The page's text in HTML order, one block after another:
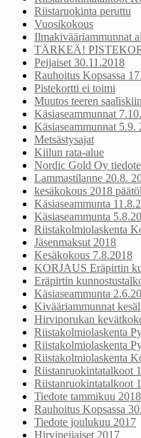
Riistaruokinta peruttu
Vuosikokous
Ilmakivääriammunnat
TÄRKEÄ!
Peijaiset 30.11.2018
Rauhoitus Kopsassa
Pistekortti ei toimi
Muutos teeren
Käsiaseammunnat
Käsiaseammunnat 5.9.
Metsästysajat
Kiilun rata-alue
Nordic Gold Oy
Lammastilanne 20.8.
kesäkokous 2018
Käsiaseammunta
Käsiaseammunta
Riistakolmiolaskenta
Jäsenmaksut 2018
Kesäkokous 7.8.2018
KORJAUS Eräpirtin
Eräpirtin
Käsiaseammunta
Kivääriammunnat
Hirviporukan
Riistakolmiolaskenta
Riistakolmiolaskenta
Riistakolmiolaskenta
Riistanruokintatalkoot
Riistanruokintatalkoot
Tiedote tammikuu 2018
Rauhoitus Kopsassa
Tiedote joulukuu 2017
Hirvipeijaiset 2017